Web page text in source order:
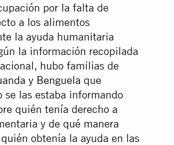
por la falta de
a los alimentos
la ayuda humanitaria
la información recopilada
hubo familias de
y Benguela que
se las estaba informando
quién tenía derecho a
y de qué manera
obtenía la ayuda en las